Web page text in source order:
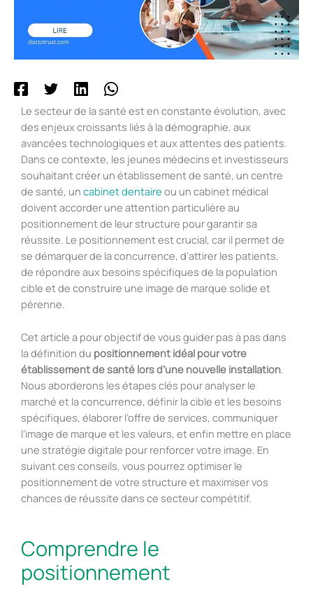
Le secteur de la santé est en constante évolution, avec
des enjeux croissants liés à la démographie, aux
avancées technologiques et aux attentes des patients.
Dans ce contexte, les jeunes médecins et investisseurs
souhaitant créer un établissement de santé, un centre
de santé, un cabinet dentaire ou un cabinet médical
doivent accorder une attention particulière au
positionnement de leur structure pour garantir sa
réussite. Le positionnement est crucial, car il permet de
se démarquer de la concurrence, d’attirer les patients,
de répondre aux besoins spécifiques de la population
cible et de construire une image de marque solide et
pérenne.
Cet article a pour objectif de vous guider pas à pas dans
la définition du positionnement idéal pour votre
établissement de santé lors d’une nouvelle installation.
Nous aborderons les étapes clés pour analyser le
marché et la concurrence, définir la cible et les besoins
spécifiques, élaborer l’offre de services, communiquer
l’image de marque et les valeurs, et enfin mettre en place
une stratégie digitale pour renforcer votre image. En
suivant ces conseils, vous pourrez optimiser le
positionnement de votre structure et maximiser vos
chances de réussite dans ce secteur compétitif.
Comprendre le
positionnement